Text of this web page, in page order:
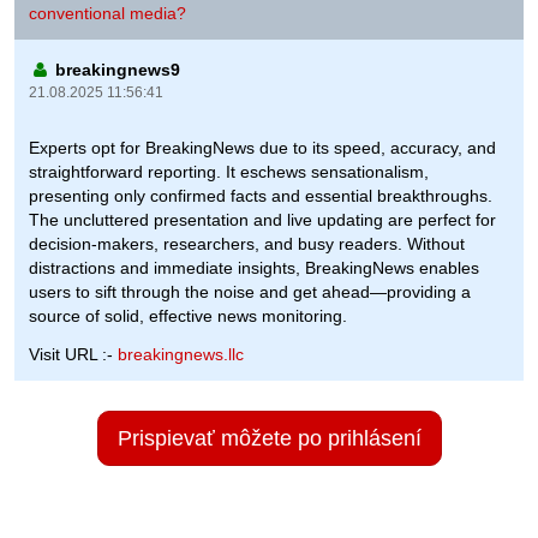
conventional media?
breakingnews9
21.08.2025 11:56:41
Experts opt for BreakingNews due to its speed, accuracy, and
straightforward reporting. It eschews sensationalism,
presenting only confirmed facts and essential breakthroughs.
The uncluttered presentation and live updating are perfect for
decision-makers, researchers, and busy readers. Without
distractions and immediate insights, BreakingNews enables
users to sift through the noise and get ahead—providing a
source of solid, effective news monitoring.
Visit URL :- breakingnews.llc
Prispievať môžete po prihlásení